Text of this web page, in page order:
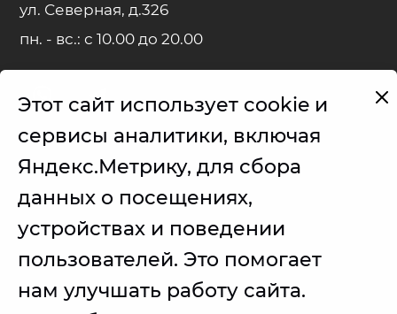
ул. Северная, д.326
пн. - вс.: с 10.00 до 20.00
правомерной информационной и описательной целью.
iPhone, iPad, MacBook, iMac, Apple Watch, AirPods - правообладатель
Apple Inc. (Эпл Инк.);
Samsung – правообладатель Samsung Electronics Co. Ltd. (Самсунг
Электроникс Ко., Лтд.);
Товарные знаки используется с целью описания товара, в
отношении которых производятся услуги по ремонту сервисным
Услуги оказываются в неавторизованном сервисном центре, не
связанными с компаниями Правообладателями товарных знаков и/
Этот сайт использует cookie и
сервисы аналитики, включая
Яндекс.Метрику, для сбора
данных о посещениях,
устройствах и поведении
пользователей. Это помогает
нам улучшать работу сайта.